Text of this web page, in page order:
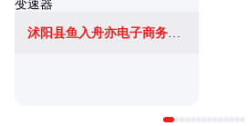
沭阳县鱼入舟亦电子商务有限公司